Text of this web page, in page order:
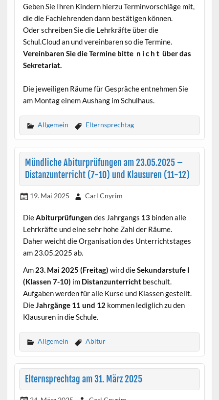
Geben Sie Ihren Kindern hierzu Terminvorschläge mit,
die die Fachlehrenden dann bestätigen können.
Oder schreiben Sie die Lehrkräfte über die
Schul.Cloud an und vereinbaren so die Termine.
Vereinbaren Sie die Termine bitte n i c h t über das
Sekretariat.
Die jeweiligen Räume für Gespräche entnehmen Sie
am Montag einem Aushang im Schulhaus.
Allgemein Elternsprechtag
Mündliche Abiturprüfungen am 23.05.2025 –
Distanzunterricht (7-10) und Klausuren (11-12)
19. Mai 2025 Carl Cnyrim
Die Abiturprüfungen des Jahrgangs 13binden alle
Lehrkräfte und eine sehr hohe Zahl der Räume.
Daher weicht die Organisation des Unterrichtstages
am 23.05.2025 ab.
Am 23. Mai 2025 (Freitag) wird dieSekundarstufe I
(Klassen 7-10) im Distanzunterricht beschult.
Aufgaben werden für alle Kurse und Klassen gestellt.
DieJahrgänge 11 und 12 kommen lediglich zu den
Klausuren in die Schule.
Allgemein Abitur
Elternsprechtag am 31. März 2025